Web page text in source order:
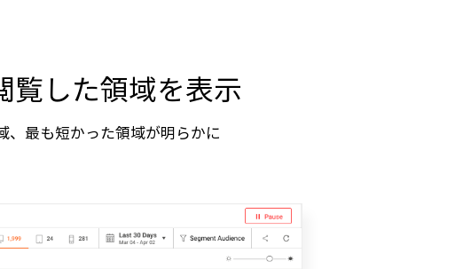
覧した領域を表示
、最も短かった領域が明らかに